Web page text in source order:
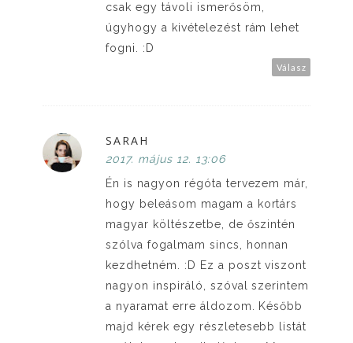
csak egy távoli ismerősöm,
úgyhogy a kivételezést rám lehet
fogni. :D
Válasz
SARAH
2017. május 12. 13:06
Én is nagyon régóta tervezem már,
hogy beleásom magam a kortárs
magyar költészetbe, de őszintén
szólva fogalmam sincs, honnan
kezdhetném. :D Ez a poszt viszont
nagyon inspiráló, szóval szerintem
a nyaramat erre áldozom. Később
majd kérek egy részletesebb listát